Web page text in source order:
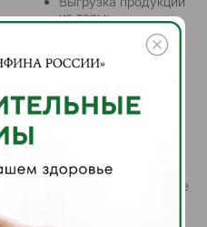
из тары;
Внутрицеховая
транспортировка
сырья,
продуктов, посуды,
инвентаря, тары;
Доставка готовой
продукции к раздаче